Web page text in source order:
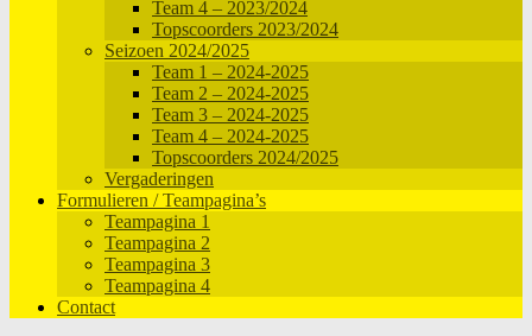
Team 4 – 2023/2024
Topscoorders 2023/2024
Seizoen 2024/2025
Team 1 – 2024-2025
Team 2 – 2024-2025
Team 3 – 2024-2025
Team 4 – 2024-2025
Topscoorders 2024/2025
Vergaderingen
Formulieren / Teampagina’s
Teampagina 1
Teampagina 2
Teampagina 3
Teampagina 4
Contact